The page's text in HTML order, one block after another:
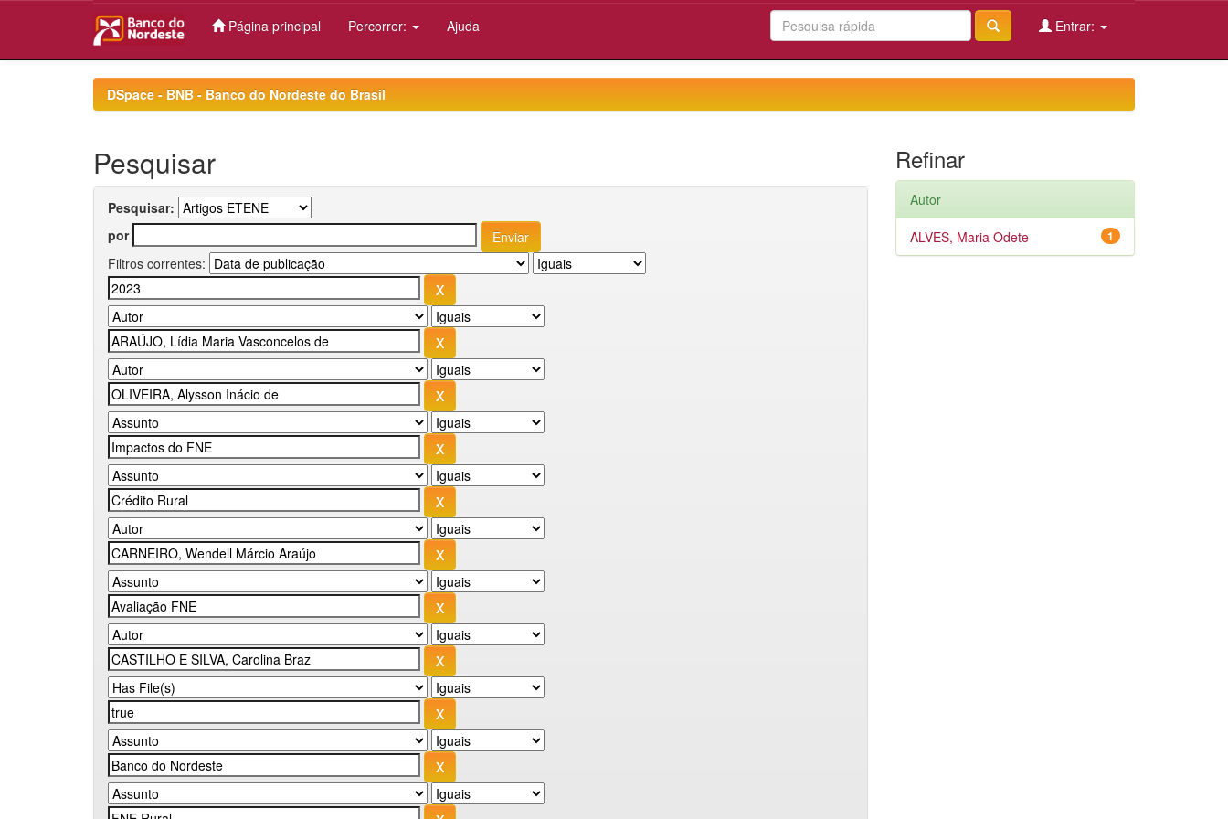
Página principal Percorrer: Ajuda Entrar:
DSpace - BNB - Banco do Nordeste do Brasil
Pesquisar
Pesquisar:
por
Filtros correntes:
Refinar
Autor
1
ALVES, Maria Odete